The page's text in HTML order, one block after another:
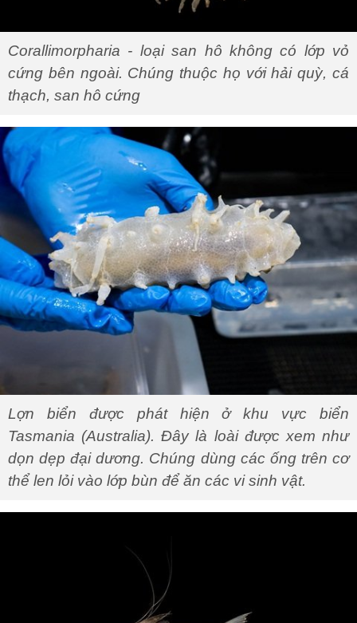
Corallimorpharia - loại san hô không có lớp vỏ
cứng bên ngoài. Chúng thuộc họ với hải quỳ, cá
thạch, san hô cứng
Lợn biển được phát hiện ở khu vực biển
Tasmania (Australia). Đây là loài được xem như
dọn dẹp đại dương. Chúng dùng các ống trên cơ
thể len lỏi vào lớp bùn để ăn các vi sinh vật.